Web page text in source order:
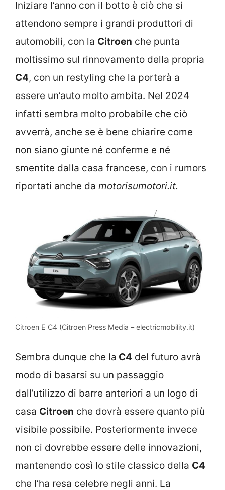
Iniziare l’anno con il botto è ciò che si
attendono sempre i grandi produttori di
automobili, con la Citroen che punta
moltissimo sul rinnovamento della propria
C4, con un restyling che la porterà a
essere un’auto molto ambita. Nel 2024
infatti sembra molto probabile che ciò
avverrà, anche se è bene chiarire come
non siano giunte né conferme e né
smentite dalla casa francese, con i rumors
riportati anche da motorisumotori.it.
Citroen E C4 (Citroen Press Media – electricmobility.it)
Sembra dunque che la C4 del futuro avrà
modo di basarsi su un passaggio
dall’utilizzo di barre anteriori a un logo di
casa Citroen che dovrà essere quanto più
visibile possibile. Posteriormente invece
non ci dovrebbe essere delle innovazioni,
mantenendo così lo stile classico della C4
che l’ha resa celebre negli anni. La